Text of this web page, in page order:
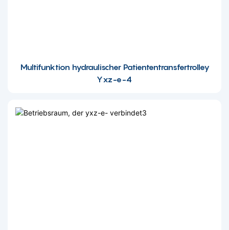
Multifunktion hydraulischer Patiententransfertrolley
Yxz-e-4